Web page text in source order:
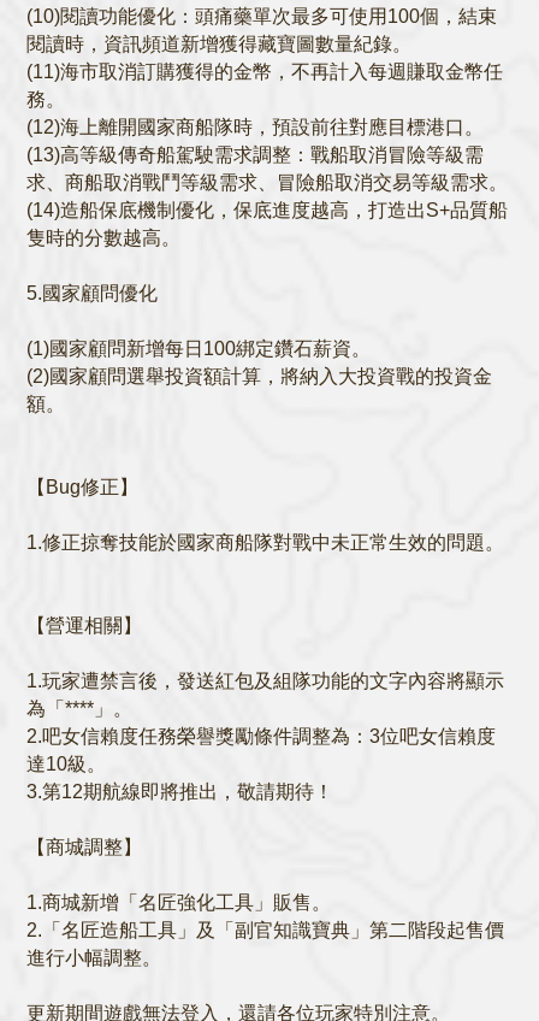
(10)閱讀功能優化：頭痛藥單次最多可使用100個，結束
閱讀時，資訊頻道新增獲得藏寶圖數量紀錄。
(11)海市取消訂購獲得的金幣，不再計入每週賺取金幣任
務。
(12)海上離開國家商船隊時，預設前往對應目標港口。
(13)高等級傳奇船駕駛需求調整：戰船取消冒險等級需
求、商船取消戰鬥等級需求、冒險船取消交易等級需求。
(14)造船保底機制優化，保底進度越高，打造出S+品質船
隻時的分數越高。
5.國家顧問優化
(1)國家顧問新增每日100綁定鑽石薪資。
(2)國家顧問選舉投資額計算，將納入大投資戰的投資金
額。
【Bug修正】
1.修正掠奪技能於國家商船隊對戰中未正常生效的問題。
【營運相關】
1.玩家遭禁言後，發送紅包及組隊功能的文字內容將顯示
為「****」。
2.吧女信賴度任務榮譽獎勵條件調整為：3位吧女信賴度
達10級。
3.第12期航線即將推出，敬請期待！
【商城調整】
1.商城新增「名匠強化工具」販售。
2.「名匠造船工具」及「副官知識寶典」第二階段起售價
進行小幅調整。
更新期間遊戲無法登入，還請各位玩家特別注意。